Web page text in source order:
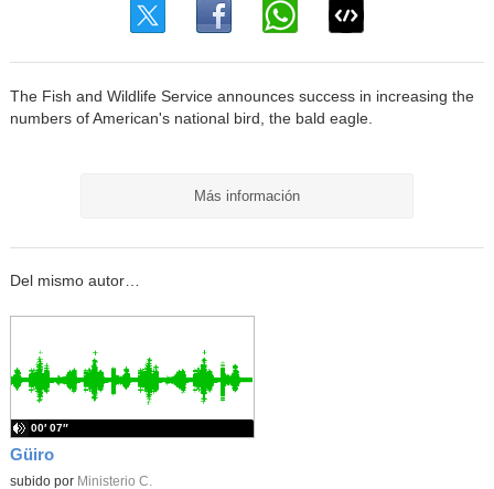
The Fish and Wildlife Service announces success in increasing the
numbers of American's national bird, the bald eagle.
Más información
Del mismo autor…
Güiro
subido por Ministerio C.
00′ 07″